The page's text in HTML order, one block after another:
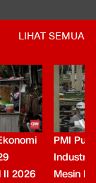
LIHAT SEMUA
II 2026
PMI
Industri
Mesin